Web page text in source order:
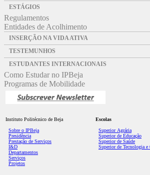
ESTÁGIOS
Regulamentos
Entidades de Acolhimento
INSERÇÃO NA VIDA ATIVA
TESTEMUNHOS
ESTUDANTES INTERNACIONAIS
Como Estudar no IPBeja
Programas de Mobilidade
Instituto Politécnico de Beja
Sobre o IPBeja
Presidência
Prestação de Serviços
I&D
Departamentos
Serviços
Projetos
Escolas
Superior Agrária
Superior de Educação
Superior de Saúde
Superior de Tecnologia e